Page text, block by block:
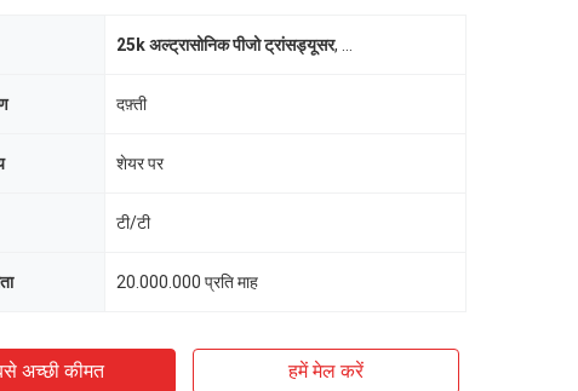
25k अल्ट्रासोनिक पीजो ट्रांसड्यूसर,
दफ़्ती
शेयर पर
टी/टी
20.000.000 प्रति माह
अच्छी कीमत हमें मेल करें